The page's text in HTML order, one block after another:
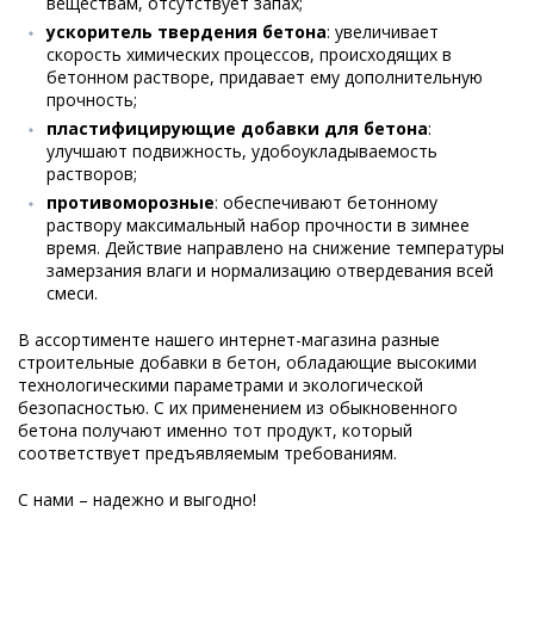
ускоритель твердения бетона: увеличивает
скорость химических процессов, происходящих в
бетонном растворе, придавает ему дополнительную
прочность;
пластифицирующие добавки для бетона:
улучшают подвижность, удобоукладываемость
растворов;
противоморозные: обеспечивают бетонному
раствору максимальный набор прочности в зимнее
время. Действие направлено на снижение температуры
замерзания влаги и нормализацию отвердевания всей
смеси.
В ассортименте нашего интернет-магазина разные
строительные добавки в бетон, обладающие высокими
технологическими параметрами и экологической
безопасностью. С их применением из обыкновенного
бетона получают именно тот продукт, который
соответствует предъявляемым требованиям.
С нами – надежно и выгодно!